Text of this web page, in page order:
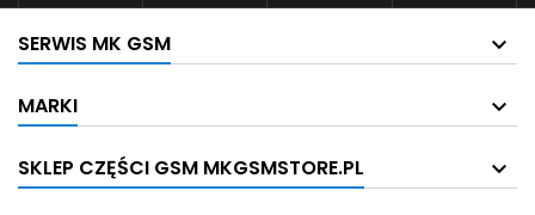
SERWIS MK GSM
MARKI
SKLEP CZĘŚCI GSM MKGSMSTORE.PL